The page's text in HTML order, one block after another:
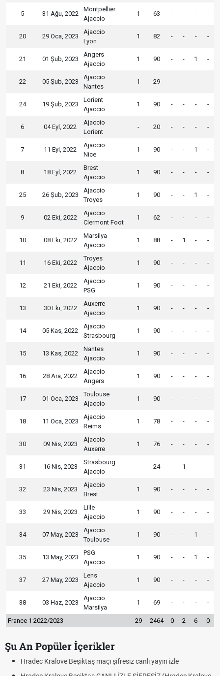
5 31 Ağu, 2022
Montpellier
Ajaccio
1 63 - - - -
20 29 Oca, 2023
Ajaccio
Lyon
1 82 - - - -
21 01 Şub, 2023
Angers
Ajaccio
1 90 - - 1 -
22 05 Şub, 2023
Ajaccio
Nantes
1 29 - - - -
24 19 Şub, 2023
Lorient
Ajaccio
1 90 - - - -
6 04 Eyl, 2022
Ajaccio
Lorient
- 20 - - - -
7 11 Eyl, 2022
Ajaccio
Nice
1 90 - - 1 -
8 18 Eyl, 2022
Brest
Ajaccio
1 90 - - - -
25 26 Şub, 2023
Ajaccio
Troyes
1 90 - - 1 -
9 02 Eki, 2022
Ajaccio
Clermont Foot
1 62 - - - -
10 08 Eki, 2022
Marsilya
Ajaccio
1 88 - 1 - -
11 16 Eki, 2022
Troyes
Ajaccio
1 90 - - - -
12 21 Eki, 2022
Ajaccio
PSG
1 90 - - - -
13 30 Eki, 2022
Auxerre
Ajaccio
1 90 - - - -
14 05 Kas, 2022
Ajaccio
Strasbourg
1 90 - - - -
15 13 Kas, 2022
Nantes
Ajaccio
1 90 - - - -
16 28 Ara, 2022
Ajaccio
Angers
1 90 - - - -
17 01 Oca, 2023
Toulouse
Ajaccio
1 90 - - - -
18 11 Oca, 2023
Ajaccio
Reims
1 78 - - - -
30 09 Nis, 2023
Ajaccio
Auxerre
1 76 - - - -
31 16 Nis, 2023
Strasbourg
Ajaccio
- 24 - 1 - -
32 23 Nis, 2023
Ajaccio
Brest
1 90 - - - -
33 29 Nis, 2023
Lille
Ajaccio
1 90 - - - -
34 07 May, 2023
Ajaccio
Toulouse
1 90 - - 1 -
35 13 May, 2023
PSG
Ajaccio
1 90 - - 1 -
37 27 May, 2023
Lens
Ajaccio
1 90 - - - -
38 03 Haz, 2023
Ajaccio
Marsilya
1 69 - - - -
France 1 2022/2023 29 2464 0 2 6 0
Şu An Popüler İçerikler
canlı yayın izle
Hradec Kralove - Beşiktaş maçı